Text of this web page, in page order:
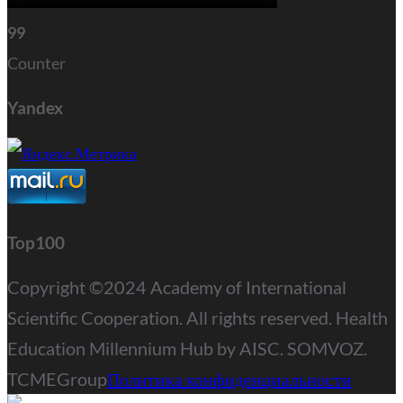
99
Counter
Yandex
Top100
Copyright ©2024 Academy of International
Scientific Cooperation. All rights reserved. Health
Education Millennium Hub by AISC. SOMVOZ.
TCMEGroupПолитика конфиденциальности